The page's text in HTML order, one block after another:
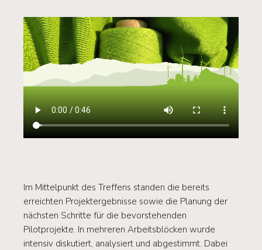
Im Mittelpunkt des Treffens standen die bereits
erreichten Projektergebnisse sowie die Planung der
nächsten Schritte für die bevorstehenden
Pilotprojekte. In mehreren Arbeitsblöcken wurde
intensiv diskutiert, analysiert und abgestimmt. Dabei